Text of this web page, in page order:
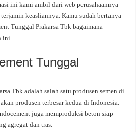
ini kami ambil dari web perusahaannya
keasliannya. Kamu sudah bertanya
Tunggal Prakarsa Tbk bagaimana
ini.
Tunggal
Tbk adalah salah satu produsen semen di
produsen terbesar kedua di Indonesia.
juga memproduksi beton siap-
agregat dan tras.